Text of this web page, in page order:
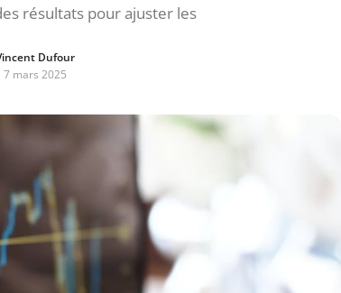
résultats pour ajuster les
Dufour
7 mars 2025